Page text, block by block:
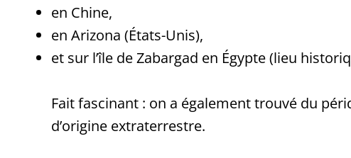
en Chine,
en Arizona (États-Unis),
et sur l’île de Zabargad en Égypte (lieu
Fait fascinant : on a également trouvé du
d’origine extraterrestre.